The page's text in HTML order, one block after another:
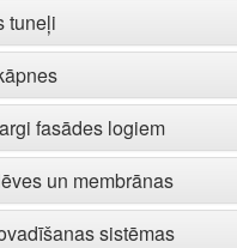
tuneļi
fasādes logiem
un membrānas
sistēmas